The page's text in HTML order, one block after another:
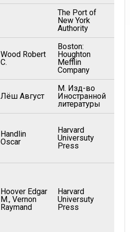
The Port of
New York
Authority
Wood Robert
C.
Boston:
Houghton
Mefflin
Company
Лёш Август
М. Изд-во
Иностранной
литературы
Handlin
Oscar
Harvard
Universuty
Press
Hoover Edgar
M., Vernon
Raymand
Harvard
Universuty
Press